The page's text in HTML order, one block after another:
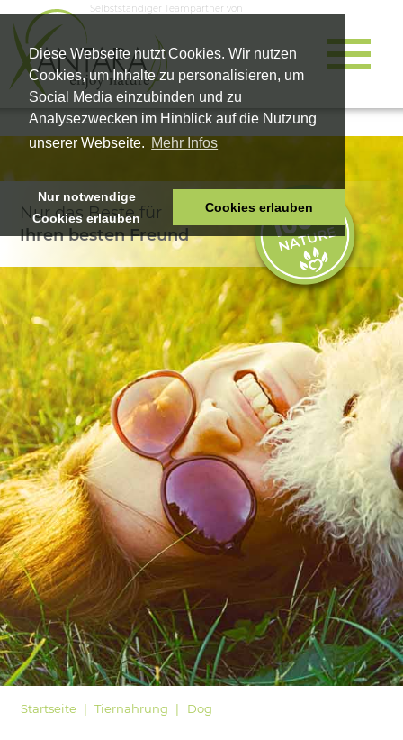
Diese Webseite nutzt Cookies. Wir nutzen
Cookies, um Inhalte zu personalisieren, um
Social Media einzubinden und zu
Analysezwecken im Hinblick auf die Nutzung
unserer Webseite. Mehr Infos
Nur notwendige
Cookies erlauben
Cookies erlauben
Selbstständiger Teampartner von
HOME
VITALPRODUKTE
KOSMETIK
UNTERNEHMEN
SHOP
KARRIERE
LOGIN
Nur das Beste für
Ihren besten Freund
Startseite Tiernahrung Dog